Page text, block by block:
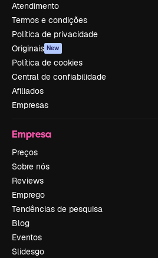
Atendimento
Termos e condições
Política de privacidade
Originais New
Política de cookies
Central de confiabilidade
Afiliados
Empresas
Empresa
Preços
Sobre nós
Reviews
Emprego
Tendências de pesquisa
Blog
Eventos
Slidesgo